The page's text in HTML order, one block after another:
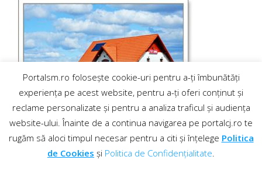
Portalsm.ro folosește cookie-uri pentru a-ți îmbunătăți
experiența pe acest website, pentru a-ți oferi conținut și
reclame personalizate și pentru a analiza traficul și audiența
website-ului. Înainte de a continua navigarea pe portalcj.ro te
rugăm să aloci timpul necesar pentru a citi și înțelege Politica
de Cookies și Politica de Confidențialitate.